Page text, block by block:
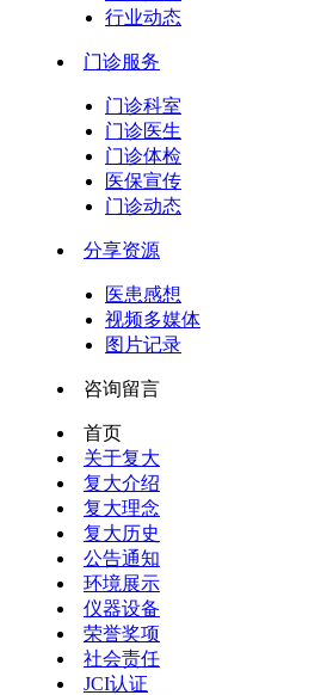
行业动态
门诊服务
门诊科室
门诊医生
门诊体检
医保宣传
门诊动态
分享资源
医患感想
视频多媒体
图片记录
咨询留言
首页
关于复大
复大介绍
复大理念
复大历史
公告通知
环境展示
仪器设备
荣誉奖项
社会责任
JCI认证